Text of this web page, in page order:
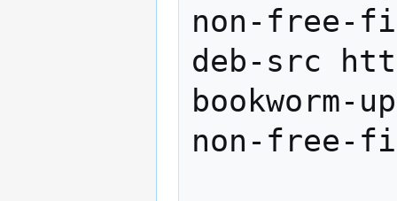
non-free-
deb-src
non-free-